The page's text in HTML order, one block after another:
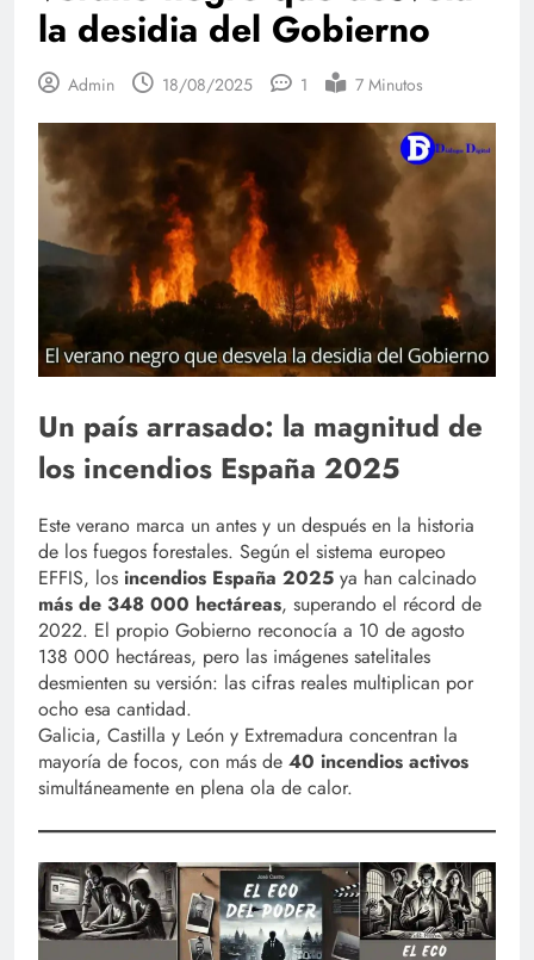
la desidia del Gobierno
Admin 18/08/2025 1 7 Minutos
Un país arrasado: la magnitud de
los incendios España 2025
Este verano marca un antes y un después en la historia
de los fuegos forestales. Según el sistema europeo
EFFIS, los incendios España 2025 ya han calcinado
más de 348 000 hectáreas, superando el récord de
2022. El propio Gobierno reconocía a 10 de agosto
138 000 hectáreas, pero las imágenes satelitales
desmienten su versión: las cifras reales multiplican por
ocho esa cantidad.
Galicia, Castilla y León y Extremadura concentran la
mayoría de focos, con más de 40 incendios activos
simultáneamente en plena ola de calor.